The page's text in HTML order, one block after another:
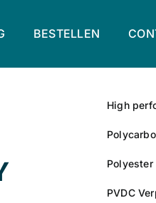
BESTELLEN
High
Polyester
PVDC